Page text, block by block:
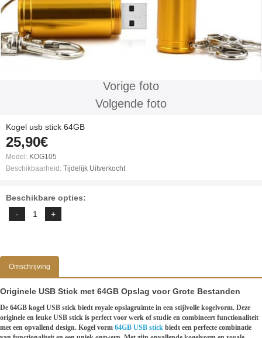
Vorige foto
Volgende foto
Kogel usb stick 64GB
25,90€
Model: KOG105
Beschikbaarheid: Tijdelijk Uitverkocht
Beschikbare opties:
Omschrijving
Originele USB Stick met 64GB Opslag voor Grote Bestanden
De 64GB kogel USB stick biedt royale opslagruimte in een stijlvolle kogelvorm. Deze
originele en leuke USB stick is perfect voor werk of studie en combineert functionaliteit
met een opvallend design. Kogel vorm 64GB USB stick biedt een perfecte combinatie